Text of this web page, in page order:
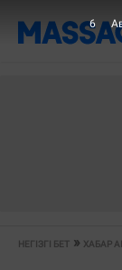
НЕГІЗГІ БЕТ ХАБАР
5